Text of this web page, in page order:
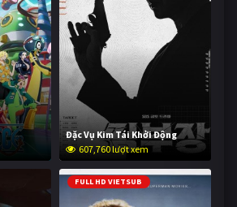
Đặc Vụ Kim Tái Khởi Động
607,760 lượt xem
FULL HD VIETSUB